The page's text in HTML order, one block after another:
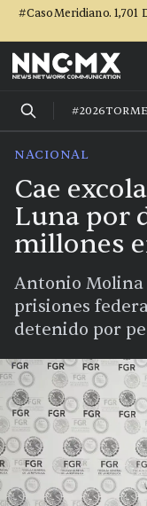
#CasoMeridiano.
NACIONAL
Cae
Luna por
millones
Antonio Molina
prisiones
detenido por